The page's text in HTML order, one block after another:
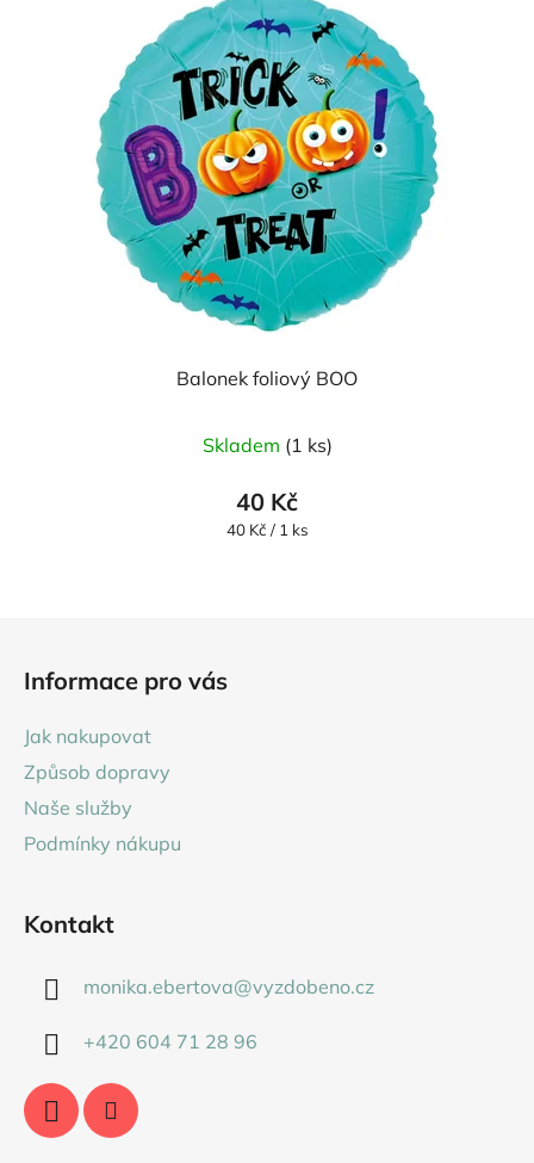
Balonek foliový BOO
Skladem (1 ks)
40 Kč
Měrná
40 Kč / 1 ks
Informace pro vás
Jak nakupovat
Způsob dopravy
Naše služby
Podmínky nákupu
Kontakt
monika.ebertova@vyzdobeno.cz
+420 604 71 28 96